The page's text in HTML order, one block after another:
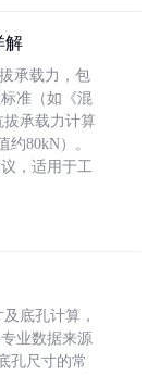
解
承载力，包
准（如《混
拔承载力计算
80kN）。
，适用于工
底孔计算，
业数据来源
孔尺寸的常